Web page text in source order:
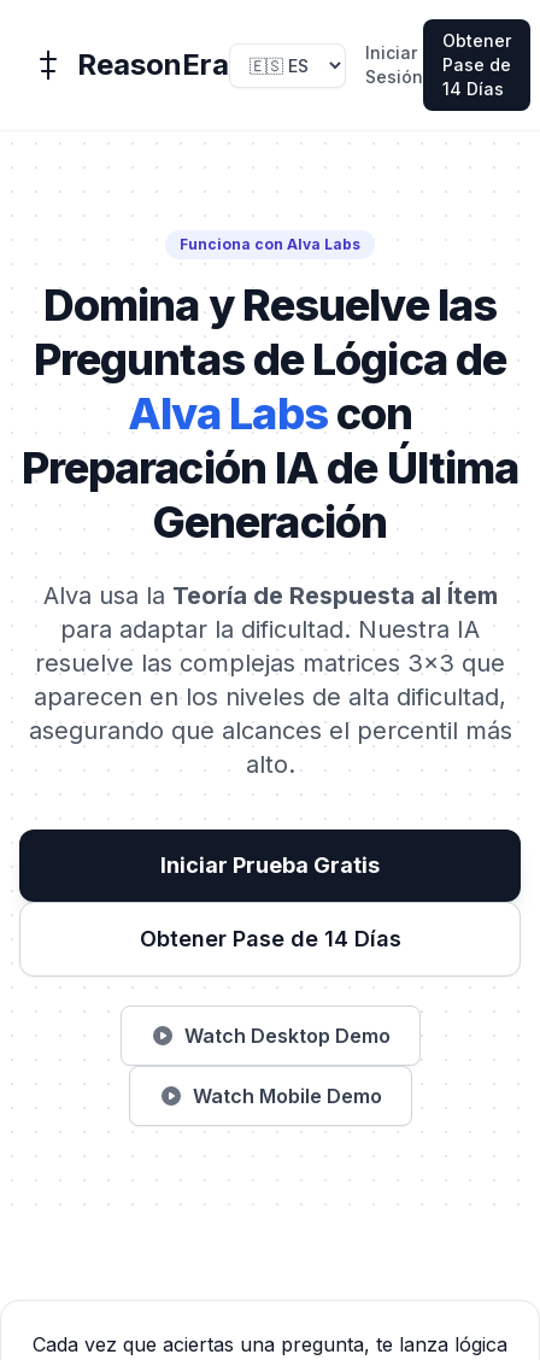
ReasonEra
Iniciar
Sesión
Obtener
Pase de
14 Días
Funciona con Alva Labs
Domina y Resuelve las
Preguntas de Lógica de
Alva Labscon
Preparación IA de Última
Generación
Alva usa la Teoría de Respuesta al Ítem
para adaptar la dificultad. Nuestra IA
resuelve las complejas matrices 3x3 que
aparecen en los niveles de alta dificultad,
asegurando que alcances el percentil más
alto.
Iniciar Prueba Gratis
Obtener Pase de 14 Días
Watch Desktop Demo
Watch Mobile Demo
Cada vez que aciertas una pregunta, te lanza lógica